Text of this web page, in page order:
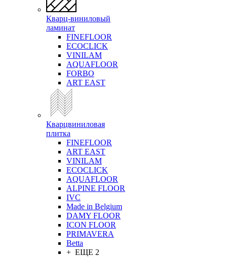
Кварц-виниловый
ламинат
FINEFLOOR
ECOCLICK
VINILAM
AQUAFLOOR
FORBO
ART EAST
Кварцвиниловая
плитка
FINEFLOOR
ART EAST
VINILAM
ECOCLICK
AQUAFLOOR
ALPINE FLOOR
IVC
Made in Belgium
DAMY FLOOR
ICON FLOOR
PRIMAVERA
Betta
+ ЕЩЕ 2